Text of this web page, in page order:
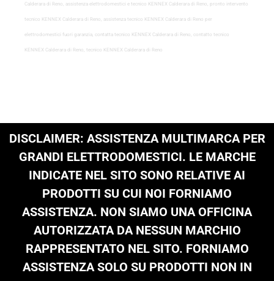
Calderara di Reno, assistenza elettrodomestici e tecnico KENNEX Calderara di Reno, pronto intervento
tecnico KENNEX Calderara di Reno, assistenza tecnico KENNEX Calderara di Reno per
elettrodomestici fuori garanzia, contatta tecnico KENNEX Calderara di Reno, contatto tecnico
KENNEX Calderara di Reno, tecnico KENNEX Calderara di Reno
DISCLAIMER: ASSISTENZA MULTIMARCA PER
GRANDI ELETTRODOMESTICI. LE MARCHE
INDICATE NEL SITO SONO RELATIVE AI
PRODOTTI SU CUI NOI FORNIAMO
ASSISTENZA. NON SIAMO UNA OFFICINA
AUTORIZZATA DA NESSUN MARCHIO
RAPPRESENTATO NEL SITO. FORNIAMO
ASSISTENZA SOLO SU PRODOTTI NON IN